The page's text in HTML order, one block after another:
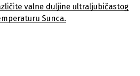
valne duljine ultraljubičastog
Sunca.